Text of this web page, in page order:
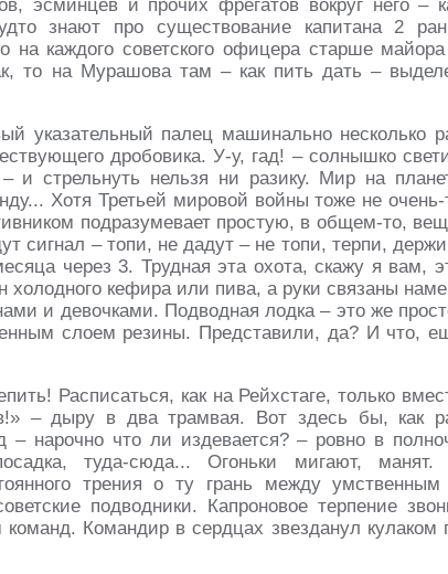
эсминцев и прочих фрегатов вокруг него –
знают про существование капитана 2
на каждого советского офицера старше майора
то на Мурашова там – как пить дать –
указательный палец машинально несколько
дробовика. У-у, гад! – солнышко
и стрельнуть нельзя ни разику. Мир на
Хотя Третьей мировой войны тоже не очень-
подразумевает простую, в общем-то,
сигнал – топи, не дадут – не топи, терпи,
через 3. Трудная эта охота, скажу я вам,
холодного кефира или пива, а руки связаны
и девочками. Подводная лодка – это же
слоем резины. Представили, да? И что,
Расписаться, как на Рейхстаге, только
– дыру в два трамвая. Вот здесь бы, как
нарочно что ли издевается? – ровно в
туда-сюда... Огоньки мигают,
трения о ту грань между
подводники. Капроновое терпение
Командир в сердцах звезданул кулаком